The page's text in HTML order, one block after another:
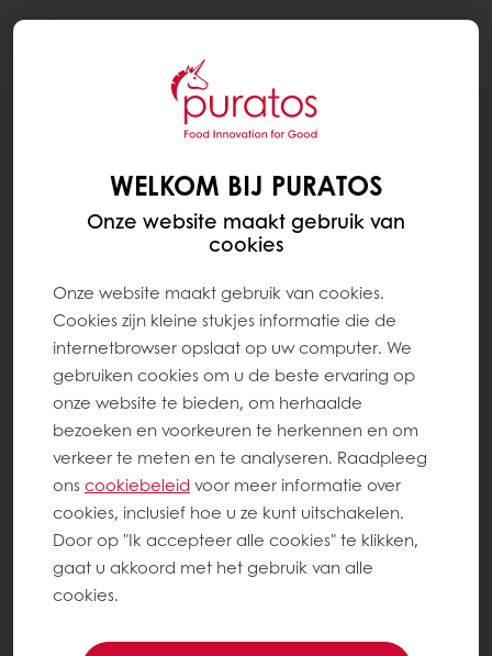
WELKOM BIJ PURATOS
Onze website maakt gebruik van
cookies
Onze website maakt gebruik van cookies.
Cookies zijn kleine stukjes informatie die de
internetbrowser opslaat op uw computer. We
gebruiken cookies om u de beste ervaring op
onze website te bieden, om herhaalde
bezoeken en voorkeuren te herkennen en om
verkeer te meten en te analyseren. Raadpleeg
onscookiebeleid voor meer informatie over
cookies, inclusief hoe u ze kunt uitschakelen.
Door op "Ik accepteer alle cookies" te klikken,
gaat u akkoord met het gebruik van alle
cookies.